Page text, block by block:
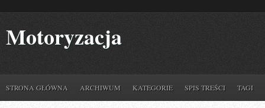
Motoryzacja
STRONA GŁÓWNA ARCHIWUM KATEGORIE SPIS TREŚCI TAGI